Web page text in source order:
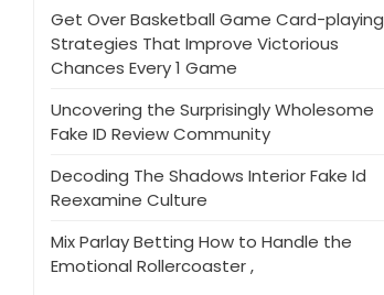
Get Over Basketball Game Card-playing
Strategies That Improve Victorious
Chances Every 1 Game
Uncovering the Surprisingly Wholesome
Fake ID Review Community
Decoding The Shadows Interior Fake Id
Reexamine Culture
Mix Parlay Betting How to Handle the
Emotional Rollercoaster ,